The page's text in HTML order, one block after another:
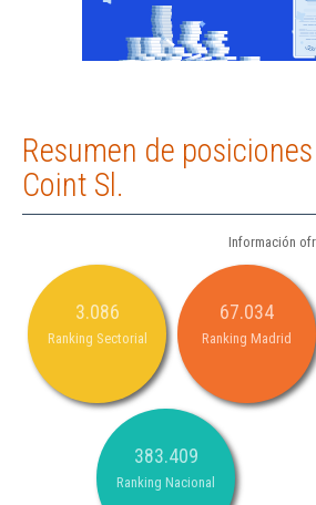
Resumen de
Coint Sl.
Información
3.086
Ranking Sectorial
67.034
Ranking Madrid
383.409
Ranking Nacional